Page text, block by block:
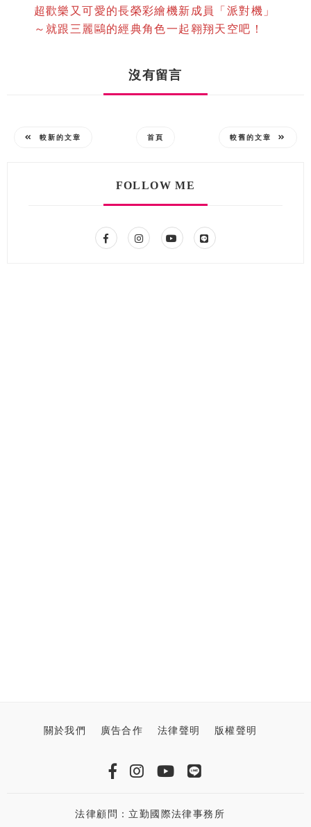
超歡樂又可愛的長榮彩繪機新成員「派對機」
～就跟三麗鷗的經典角色一起翱翔天空吧！
沒有留言
較新的文章 首頁 較舊的文章
FOLLOW ME
關於我們 廣告合作 法律聲明 版權聲明
法律顧問：立勤國際法律事務所